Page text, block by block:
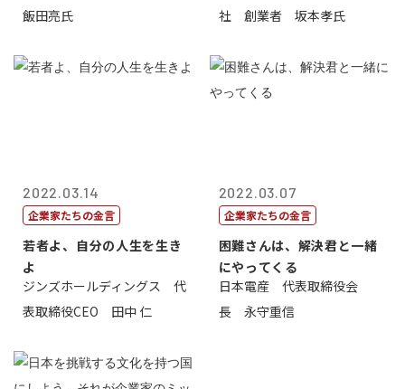
飯田亮氏
社 創業者 坂本孝氏
2022.03.14
企業家たちの金言
若者よ、自分の人生を生き
よ
ジンズホールディングス 代
表取締役CEO 田中 仁
2022.03.07
企業家たちの金言
困難さんは、解決君と一緒
にやってくる
日本電産 代表取締役会
長 永守重信